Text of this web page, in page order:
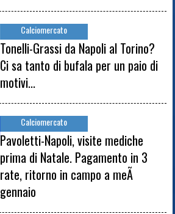
Calciomercato
Tonelli-Grassi da Napoli al Torino?
Ci sa tanto di bufala per un paio di
motivi...
Calciomercato
Pavoletti-Napoli, visite mediche
prima di Natale. Pagamento in 3
rate, ritorno in campo a meÃ
gennaio